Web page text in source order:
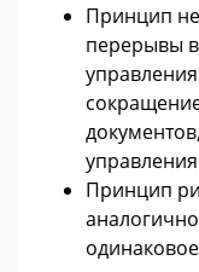
Принцип
перерывы
Принцип